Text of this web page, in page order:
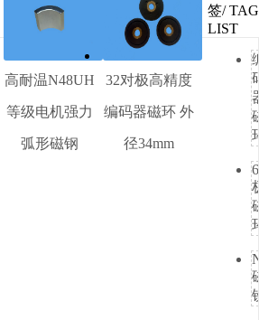
高耐温N48UH
等级电机强力
弧形磁钢
32对极高精度
编码器磁环 外
径34mm
签/ TAG
LIST